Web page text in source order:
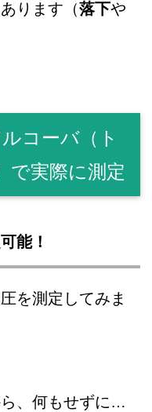
ります（落下や
コーバ（ト
で実際に測定
能！
を測定してみま
、何もせずに…